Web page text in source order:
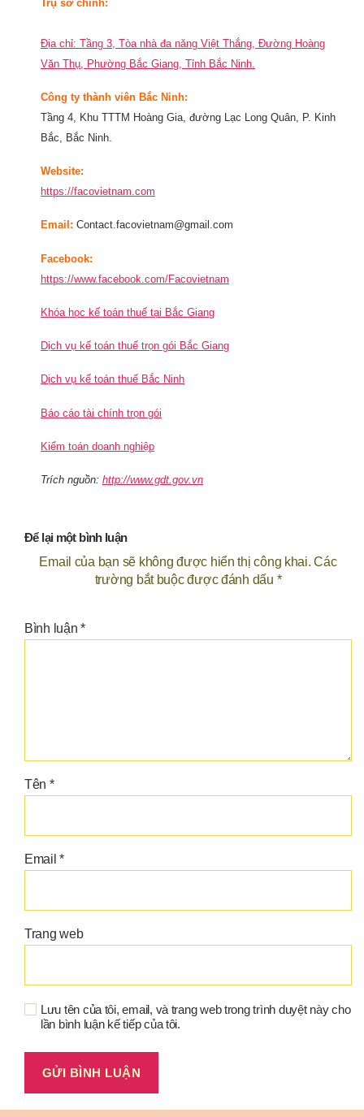
Trụ sở chính:
Địa chỉ: Tầng 3, Tòa nhà đa năng Việt Thắng, Đường Hoàng
Văn Thụ, Phường Bắc Giang, Tỉnh Bắc Ninh.
Công ty thành viên Bắc Ninh:
Tầng 4, Khu TTTM Hoàng Gia, đường Lạc Long Quân, P. Kinh
Bắc, Bắc Ninh.
Website:
https://facovietnam.com
Email: Contact.facovietnam@gmail.com
Facebook:
https://www.facebook.com/Facovietnam
Khóa học kế toán thuế tại Bắc Giang
Dịch vụ kế toán thuế trọn gói Bắc Giang
Dịch vụ kế toán thuế Bắc Ninh
Báo cáo tài chính trọn gói
Kiểm toán doanh nghiệp
Trích nguồn: http://www.gdt.gov.vn
Để lại một bình luận
Email của bạn sẽ không được hiển thị công khai. Các
trường bắt buộc được đánh dấu *
Bình luận*
Tên *
Email*
Trang web
Lưu tên của tôi, email, và trang web trong trình duyệt này cho
lần bình luận kế tiếp của tôi.